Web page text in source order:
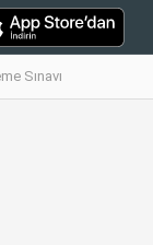
Sınavı